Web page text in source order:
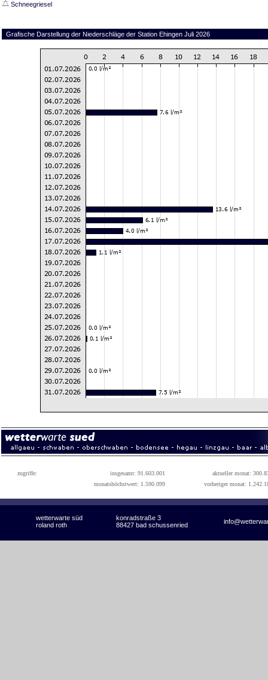
Schneegriesel
Grafische Darstellung der Niederschläge der Station Ehingen Juli 2026
zugriffe: insgesamt: 91.603.001
aktueller monat:
monatshöchstwert: 1.590.099
vorheriger monat:
wetterwarte süd konradstraße 3
roland roth 88427 bad schussenried